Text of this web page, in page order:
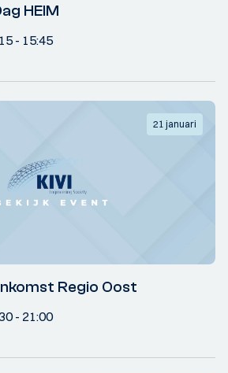
HEIM
- 15:45
21 januari
Regio Oost
- 21:00